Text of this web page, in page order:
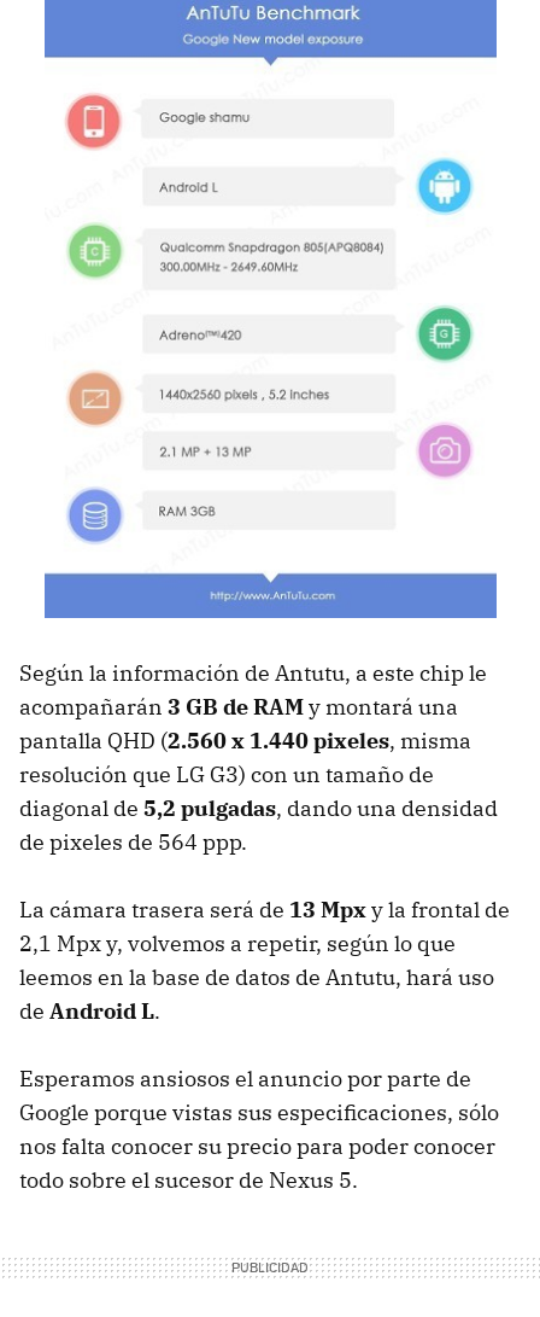
Según la información de Antutu, a este chip le
acompañarán 3 GB de RAMy montará una
pantalla QHD (2.560 x 1.440 pixeles, misma
resolución que LG G3) con un tamaño de
diagonal de 5,2 pulgadas, dando una densidad
de pixeles de 564 ppp.
La cámara trasera será de 13 Mpxy la frontal de
2,1 Mpx y, volvemos a repetir, según lo que
leemos en la base de datos de Antutu, hará uso
de Android L.
Esperamos ansiosos el anuncio por parte de
Google porque vistas sus especificaciones, sólo
nos falta conocer su precio para poder conocer
todo sobre el sucesor de Nexus 5.